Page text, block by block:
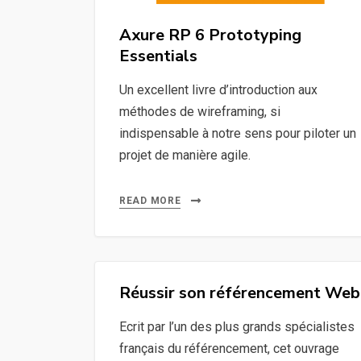
Axure RP 6 Prototyping
Essentials
Un excellent livre d’introduction aux
méthodes de wireframing, si
indispensable à notre sens pour piloter un
projet de manière agile.
READ MORE
Réussir son référencement Web
Ecrit par l’un des plus grands spécialistes
français du référencement, cet ouvrage